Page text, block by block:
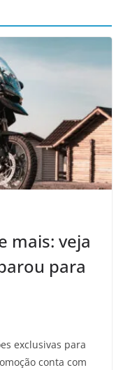
mais: veja
para
exclusivas para
conta com